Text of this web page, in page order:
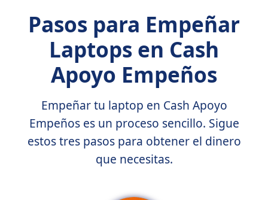
Pasos para Empeñar
Laptops en Cash
Apoyo Empeños
Empeñar tu laptop en Cash Apoyo
Empeños es un proceso sencillo. Sigue
estos tres pasos para obtener el dinero
que necesitas.